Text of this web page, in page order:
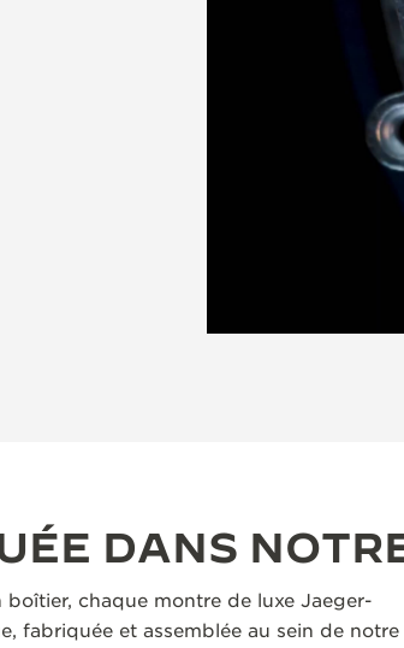
DANS
boîtier, chaque montre de luxe Jaeger-
fabriquée et assemblée au sein de notre